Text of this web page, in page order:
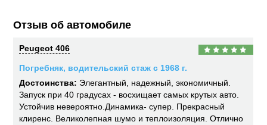
Отзыв об автомобиле
Peugeot 406
Погребняк, водительский стаж с 1968 г.
Достоинства: Элегантный, надежный, экономичный.
Запуск при 40 градусах - восхищает самых крутых авто.
Устойчив невероятно.Динамика- супер. Прекрасный
клиренс. Великолепная шумо и теплоизоляция. Отлично